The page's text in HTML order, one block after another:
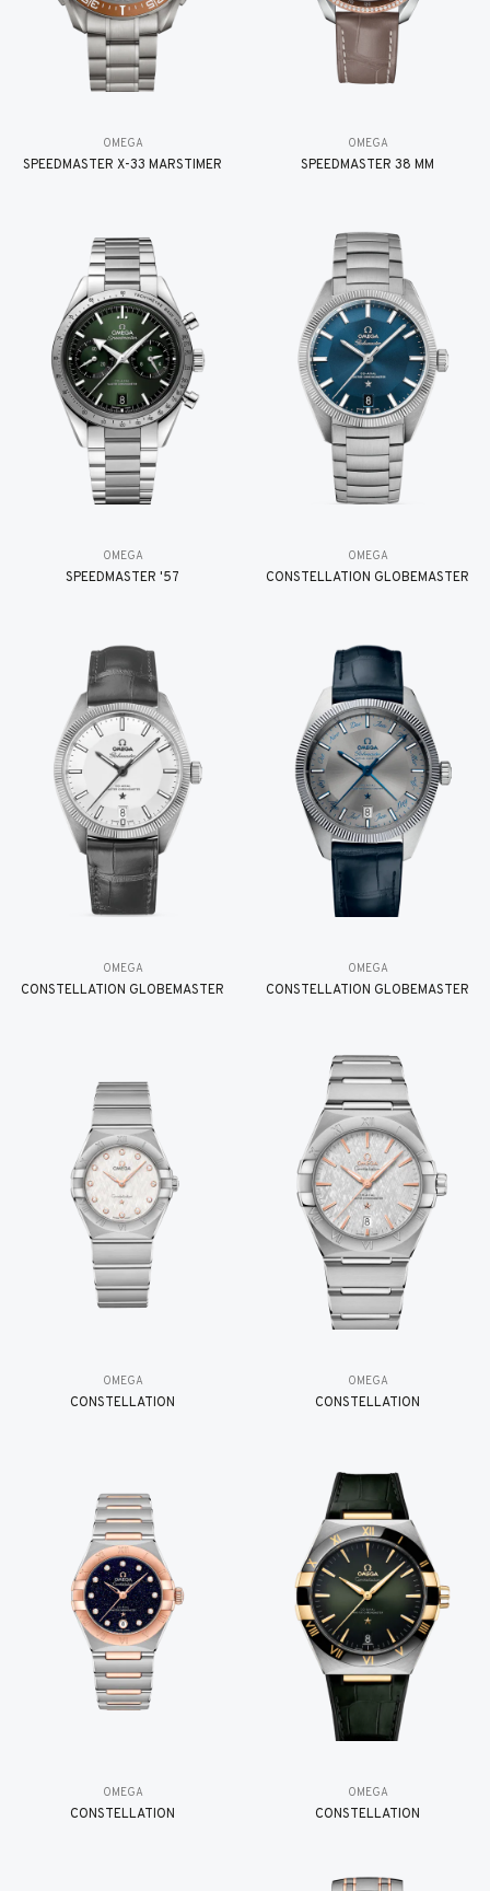
OMEGA
SPEEDMASTER X-33 MARSTIMER
OMEGA
SPEEDMASTER 38 MM
OMEGA
SPEEDMASTER '57
OMEGA
CONSTELLATION GLOBEMASTER
OMEGA
CONSTELLATION GLOBEMASTER
OMEGA
CONSTELLATION GLOBEMASTER
OMEGA
CONSTELLATION
OMEGA
CONSTELLATION
OMEGA
CONSTELLATION
OMEGA
CONSTELLATION